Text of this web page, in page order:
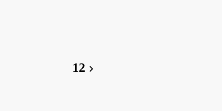
12 chevron_right